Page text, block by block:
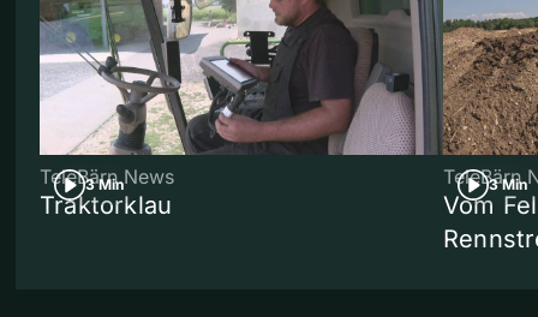
3 Min
TeleBärn News
Traktorklau
3 Min
TeleBärn
Vom